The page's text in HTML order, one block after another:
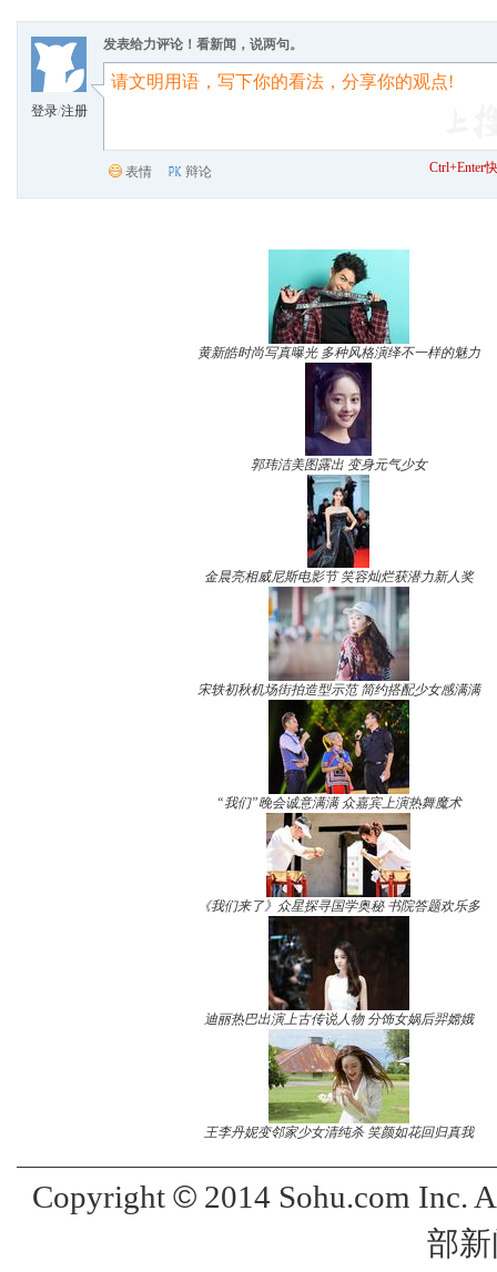
登录/注册
发表给力评论！看新闻，说两句。
表情 辩论 Ctrl+Enter
黄新皓时尚写真曝光 多种风格演绎不一样的魅力
郭玮洁美图露出 变身元气少女
金晨亮相威尼斯电影节 笑容灿烂获潜力新人奖
宋轶初秋机场街拍造型示范 简约搭配少女感满满
“我们”晚会诚意满满 众嘉宾上演热舞魔术
《我们来了》众星探寻国学奥秘 书院答题欢乐多
迪丽热巴出演上古传说人物 分饰女娲后羿嫦娥
王李丹妮变邻家少女清纯杀 笑颜如花回归真我
Copyright ©2014 Sohu.com Inc.
部